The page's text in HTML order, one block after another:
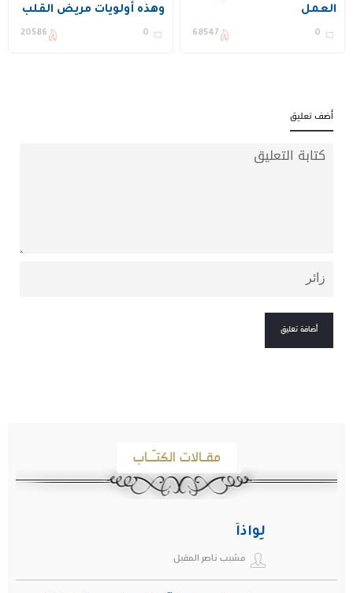
العمل
0
68547
وهذه أولويات مريض القلب
0
20586
أضف تعليق
مقـالات الكتـّـاب
لِواذاً
مشبب ناصر المقبل